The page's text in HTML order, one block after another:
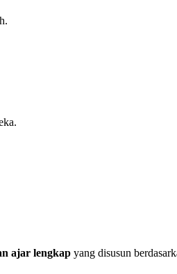
ajar lengkap yang disusun